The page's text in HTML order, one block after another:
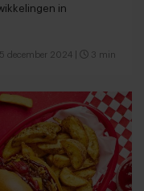
in
15 december 2024 3 min